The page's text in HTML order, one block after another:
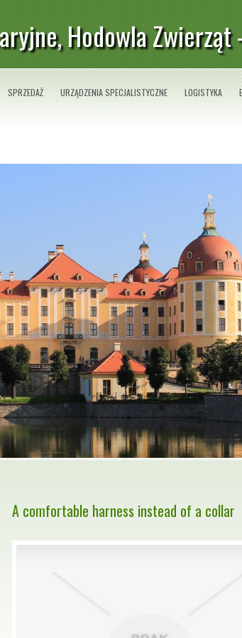
Hodowla Zwierząt
SPRZEDAŻ URZĄDZENIA SPECJALISTYCZNE LOGISTYKA
A comfortable harness instead of a collar